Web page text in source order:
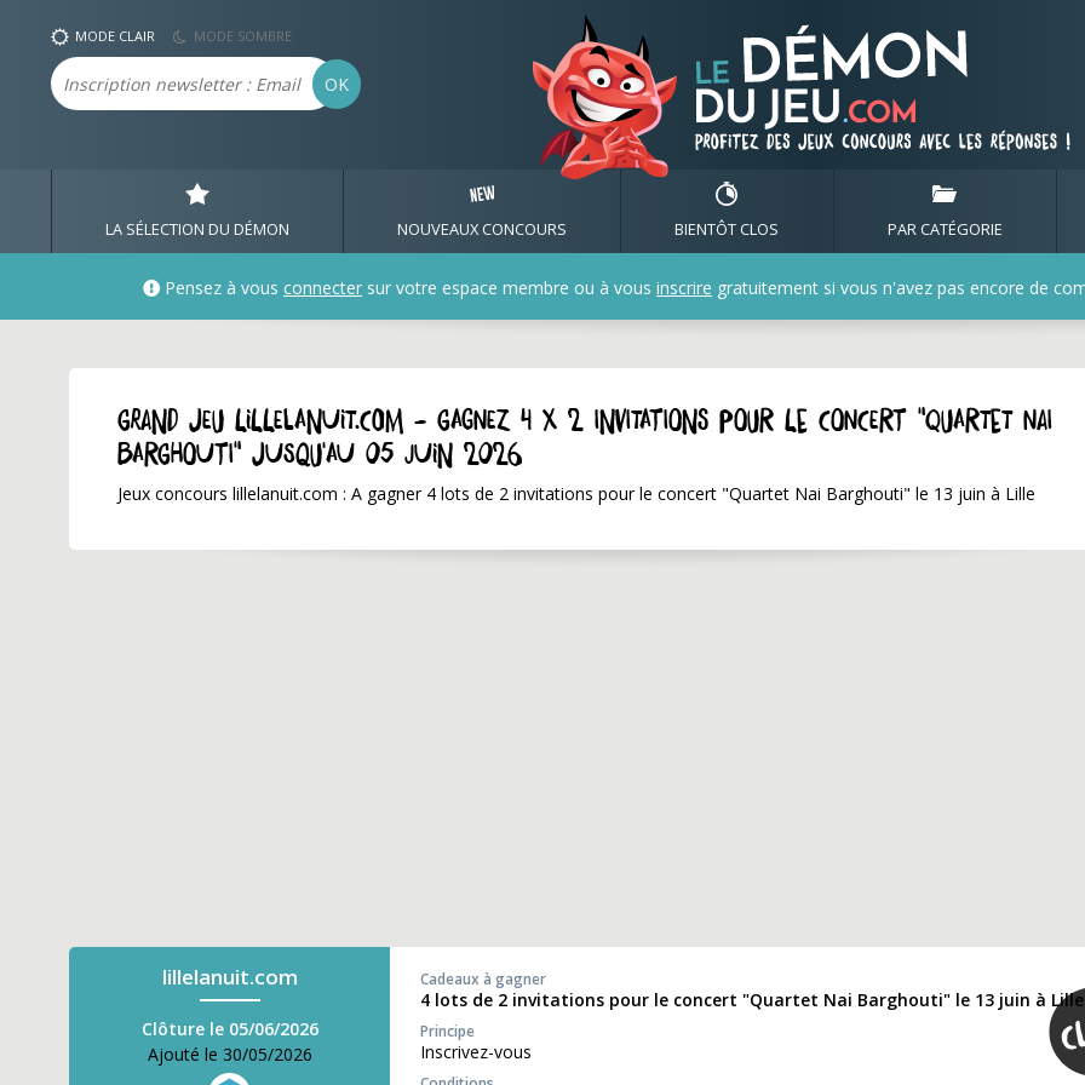
MODE CLAIR MODE SOMBRE
Email OK
LA SÉLECTION DU DÉMON NOUVEAUX CONCOURS BIENTÔT CLOS PAR CATÉGORIE
Pensez à vous connecter sur votre espace membre ou à vous inscrire gratuitement si vous n'avez pas encore de
GRAND JEU lillelanuit.com - Gagnez 4 x 2 invitations pour le concert "Quartet Nai
Barghouti" jusqu'au 05 juin 2026
Jeux concours lillelanuit.com : A gagner 4 lots de 2 invitations pour le concert "Quartet Nai Barghouti" le 13 juin à Lille
lillelanuit.com
Clôture le 05/06/2026
Ajouté le 30/05/2026
Cadeaux à gagner
4 lots de 2 invitations pour le concert "Quartet Nai Barghouti" le 13 juin à Lille
Principe
Inscrivez-vous